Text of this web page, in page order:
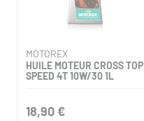
MOTOREX
HUILE MOTEUR CROSS TOP
SPEED 4T 10W/30 1L
18,90 €